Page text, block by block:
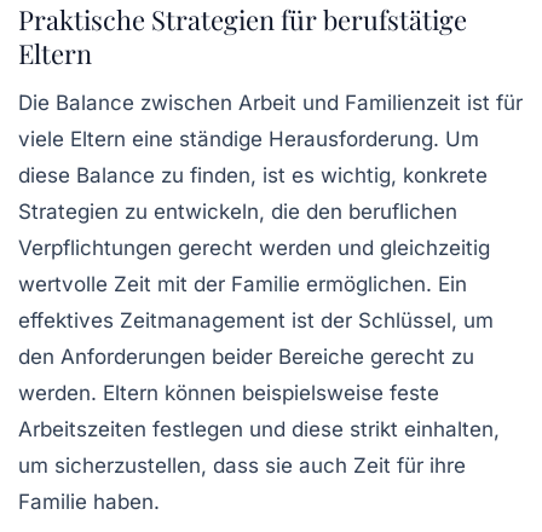
Praktische Strategien für berufstätige
Eltern
Die Balance zwischen Arbeit und Familienzeit ist für
viele Eltern eine ständige Herausforderung. Um
diese Balance zu finden, ist es wichtig, konkrete
Strategien zu entwickeln, die den beruflichen
Verpflichtungen gerecht werden und gleichzeitig
wertvolle Zeit mit der Familie ermöglichen. Ein
effektives Zeitmanagement ist der Schlüssel, um
den Anforderungen beider Bereiche gerecht zu
werden. Eltern können beispielsweise feste
Arbeitszeiten festlegen und diese strikt einhalten,
um sicherzustellen, dass sie auch Zeit für ihre
Familie haben.